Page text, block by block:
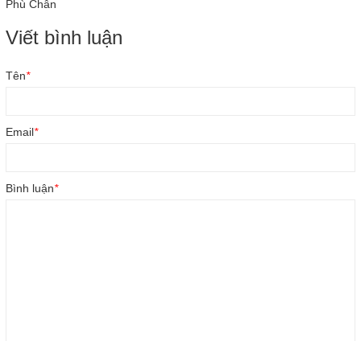
Phù Chân
Viết bình luận
Tên*
Email*
Bình luận*